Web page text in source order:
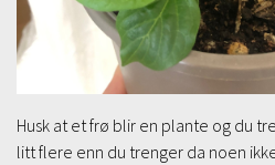
Husk at et frø blir en plante og du
litt flere enn du trenger da noen